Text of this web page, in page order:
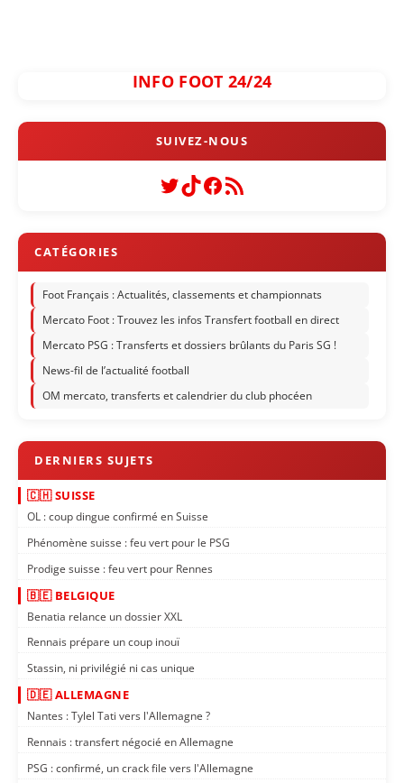
INFO FOOT 24/24
Twitter
TikTok
Facebook
Flux RSS
Foot Français : Actualités, classements et championnats
Mercato Foot : Trouvez les infos Transfert football en direct
Mercato PSG : Transferts et dossiers brûlants du Paris SG !
News-fil de l’actualité football
OM mercato, transferts et calendrier du club phocéen
🇨🇭 SUISSE
OL : coup dingue confirmé en Suisse
Phénomène suisse : feu vert pour le PSG
Prodige suisse : feu vert pour Rennes
🇧🇪 BELGIQUE
Benatia relance un dossier XXL
Rennais prépare un coup inouï
Stassin, ni privilégié ni cas unique
🇩🇪 ALLEMAGNE
Nantes : Tylel Tati vers l'Allemagne ?
Rennais : transfert négocié en Allemagne
PSG : confirmé, un crack file vers l'Allemagne